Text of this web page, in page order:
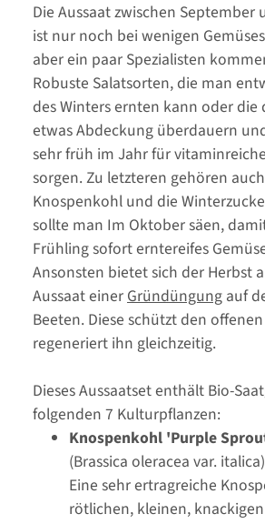
Die Aussaat zwischen September
ist nur noch bei wenigen
aber ein paar Spezialisten
Robuste Salatsorten, die man
des Winters ernten kann oder
etwas Abdeckung überdauern
sehr früh im Jahr für
sorgen. Zu letzteren gehören
Knospenkohl und die
sollte man Im Oktober säen,
Frühling sofort erntereifes
Ansonsten bietet sich der Herbst
Aussaat einerGründüngung auf
Beeten. Diese schützt den
regeneriert ihn gleichzeitig.
Dieses Aussaatset enthält Bio-
folgenden 7 Kulturpflanzen:
Knospenkohl 'Purple
(Brassica oleracea var. italica)
Eine sehr ertragreiche
rötlichen, kleinen, knackigen